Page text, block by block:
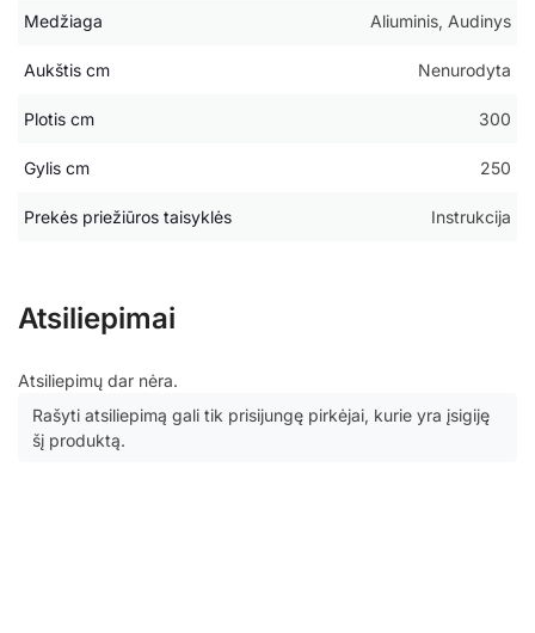
Medžiaga Aliuminis, Audinys
Aukštis cm Nenurodyta
Plotis cm 300
Gylis cm 250
Prekės priežiūros taisyklės Instrukcija
Atsiliepimai
Atsiliepimų dar nėra.
Rašyti atsiliepimą gali tik prisijungę pirkėjai, kurie yra įsigiję
šį produktą.